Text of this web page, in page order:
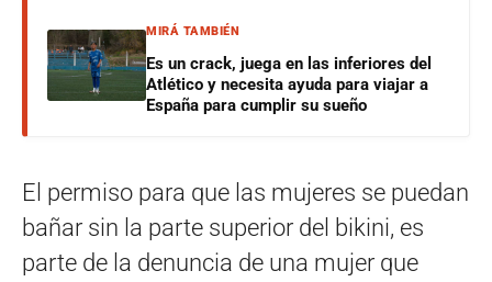
MIRÁ TAMBIÉN
Es un crack, juega en las inferiores del
Atlético y necesita ayuda para viajar a
España para cumplir su sueño
El permiso para que las mujeres se puedan
bañar sin la parte superior del bikini, es
parte de la denuncia de una mujer que